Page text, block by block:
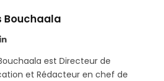
Telegram
Bouchaala
LinkedIn
est Directeur de
et Rédacteur en chef de